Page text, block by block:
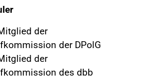
der
der DPolG
der
des dbb